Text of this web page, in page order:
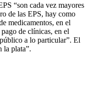
“son cada vez mayores
de las EPS, hay como
medicamentos, en el
de clínicas, en el
a lo particular”. El
la plata”.